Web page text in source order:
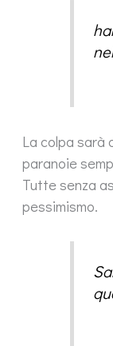
La colpa sarà
paranoie
Tutte senza
pessimismo.